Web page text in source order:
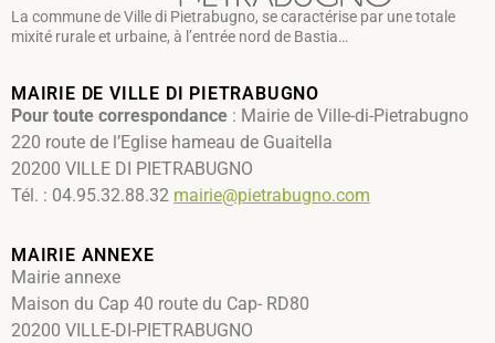
La commune de Ville di Pietrabugno, se caractérise par une totale
mixité rurale et urbaine, à l’entrée nord de Bastia…
MAIRIE DE VILLE DI PIETRABUGNO
Pour toute correspondance : Mairie de Ville-di-Pietrabugno
220 route de l’Eglise hameau de Guaitella
20200 VILLE DI PIETRABUGNO
Tél. : 04.95.32.88.32 mairie@pietrabugno.com
MAIRIE ANNEXE
Mairie annexe
Maison du Cap 40 route du Cap- RD80
20200 VILLE-DI-PIETRABUGNO